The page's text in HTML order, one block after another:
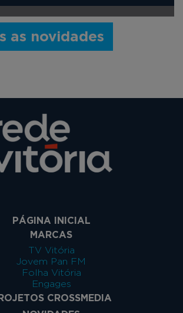
as novidades
PÁGINA INICIAL
MARCAS
TV Vitória
Jovem Pan FM
Folha Vitória
Engages
CROSSMEDIA